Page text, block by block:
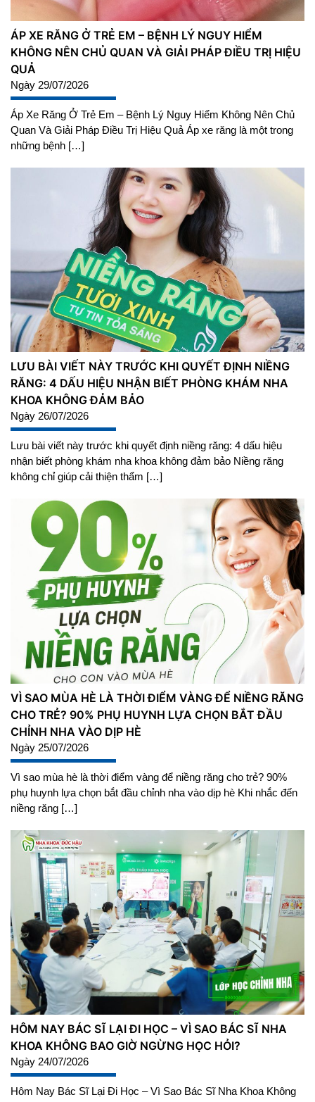
ÁP XE RĂNG Ở TRẺ EM – BỆNH LÝ NGUY HIỂM
KHÔNG NÊN CHỦ QUAN VÀ GIẢI PHÁP ĐIỀU TRỊ HIỆU
QUẢ
Ngày 29/07/2026
Áp Xe Răng Ở Trẻ Em – Bệnh Lý Nguy Hiểm Không Nên Chủ
Quan Và Giải Pháp Điều Trị Hiệu Quả Áp xe răng là một trong
những bệnh […]
LƯU BÀI VIẾT NÀY TRƯỚC KHI QUYẾT ĐỊNH NIỀNG
RĂNG: 4 DẤU HIỆU NHẬN BIẾT PHÒNG KHÁM NHA
KHOA KHÔNG ĐẢM BẢO
Ngày 26/07/2026
Lưu bài viết này trước khi quyết định niềng răng: 4 dấu hiệu
nhận biết phòng khám nha khoa không đảm bảo Niềng răng
không chỉ giúp cải thiện thẩm […]
VÌ SAO MÙA HÈ LÀ THỜI ĐIỂM VÀNG ĐỂ NIỀNG RĂNG
CHO TRẺ? 90% PHỤ HUYNH LỰA CHỌN BẮT ĐẦU
CHỈNH NHA VÀO DỊP HÈ
Ngày 25/07/2026
Vì sao mùa hè là thời điểm vàng để niềng răng cho trẻ? 90%
phụ huynh lựa chọn bắt đầu chỉnh nha vào dịp hè Khi nhắc đến
niềng răng […]
HÔM NAY BÁC SĨ LẠI ĐI HỌC – VÌ SAO BÁC SĨ NHA
KHOA KHÔNG BAO GIỜ NGỪNG HỌC HỎI?
Ngày 24/07/2026
Hôm Nay Bác Sĩ Lại Đi Học – Vì Sao Bác Sĩ Nha Khoa Không